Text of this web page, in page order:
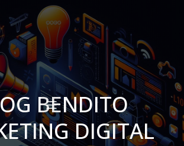
BENDITO
DIGITAL